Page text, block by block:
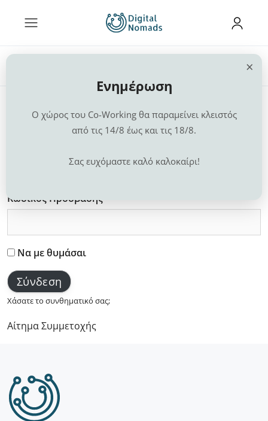
This community area is accessible to logged-in
members only.
Κωδικός Πρόσβασης
Να με θυμάσαι
Χάσατε το συνθηματικό σας;
Αίτημα Συμμετοχής
×
Ενημέρωση
Ο χώρος του Co-Working θα παραμείνει κλειστός
από τις 14/8 έως και τις 18/8.
Σας ευχόμαστε καλό καλοκαίρι!